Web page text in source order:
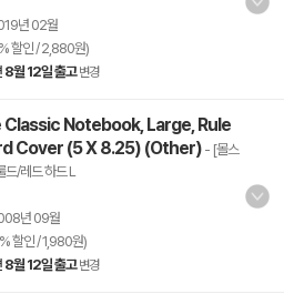
년 02월
할인 / 2,880원)
8월 12일 출고 변경
Notebook, Large, Rule
Cover (5 X 8.25) (Other) - [몰스
드/레드 하드 L
년 09월
할인 / 1,980원)
8월 12일 출고 변경